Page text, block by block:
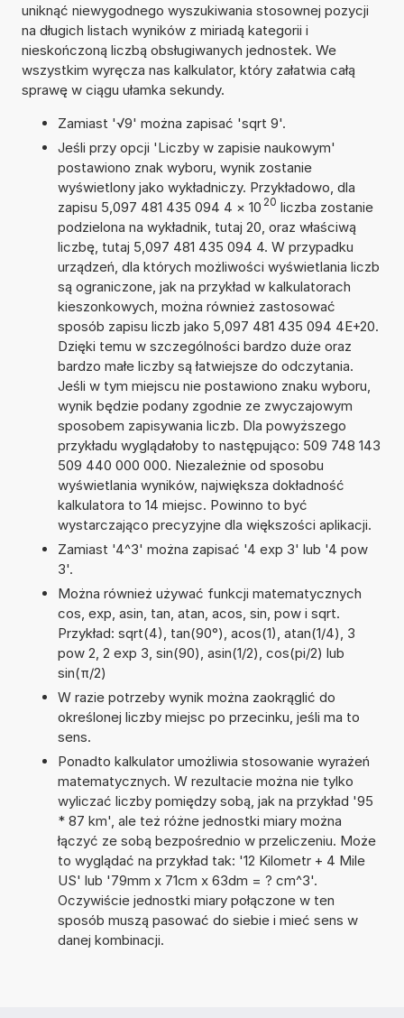
uniknąć niewygodnego wyszukiwania stosownej pozycji
na długich listach wyników z miriadą kategorii i
nieskończoną liczbą obsługiwanych jednostek. We
wszystkim wyręcza nas kalkulator, który załatwia całą
sprawę w ciągu ułamka sekundy.
Zamiast '√9' można zapisać 'sqrt 9'.
Jeśli przy opcji 'Liczby w zapisie naukowym'
postawiono znak wyboru, wynik zostanie
wyświetlony jako wykładniczy. Przykładowo, dla
zapisu 5,097 481 435 094 4 × 10 20 liczba zostanie
podzielona na wykładnik, tutaj 20, oraz właściwą
liczbę, tutaj 5,097 481 435 094 4. W przypadku
urządzeń, dla których możliwości wyświetlania liczb
są ograniczone, jak na przykład w kalkulatorach
kieszonkowych, można również zastosować
sposób zapisu liczb jako 5,097 481 435 094 4E+20.
Dzięki temu w szczególności bardzo duże oraz
bardzo małe liczby są łatwiejsze do odczytania.
Jeśli w tym miejscu nie postawiono znaku wyboru,
wynik będzie podany zgodnie ze zwyczajowym
sposobem zapisywania liczb. Dla powyższego
przykładu wyglądałoby to następująco: 509 748 143
509 440 000 000. Niezależnie od sposobu
wyświetlania wyników, największa dokładność
kalkulatora to 14 miejsc. Powinno to być
wystarczająco precyzyjne dla większości aplikacji.
Zamiast '4^3' można zapisać '4 exp 3' lub '4 pow
3'.
Można również używać funkcji matematycznych
cos, exp, asin, tan, atan, acos, sin, pow i sqrt.
Przykład: sqrt(4), tan(90°), acos(1), atan(1/4), 3
pow 2, 2 exp 3, sin(90), asin(1/2), cos(pi/2) lub
sin(π/2)
W razie potrzeby wynik można zaokrąglić do
określonej liczby miejsc po przecinku, jeśli ma to
sens.
Ponadto kalkulator umożliwia stosowanie wyrażeń
matematycznych. W rezultacie można nie tylko
wyliczać liczby pomiędzy sobą, jak na przykład '95
* 87 km', ale też różne jednostki miary można
łączyć ze sobą bezpośrednio w przeliczeniu. Może
to wyglądać na przykład tak: '12 Kilometr + 4 Mile
US' lub '79mm x 71cm x 63dm = ? cm^3'.
Oczywiście jednostki miary połączone w ten
sposób muszą pasować do siebie i mieć sens w
danej kombinacji.